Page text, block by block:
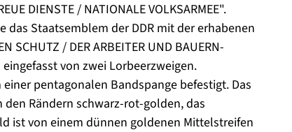
DIENSTE / NATIONALE VOLKSARMEE".
das Staatsemblem der DDR mit der erhabenen
SCHUTZ / DER ARBEITER UND BAUERN-
eingefasst von zwei Lorbeerzweigen.
einer pentagonalen Bandspange befestigt. Das
den Rändern schwarz-rot-golden, das
ist von einem dünnen goldenen Mittelstreifen